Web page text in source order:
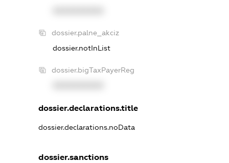
dossier.palne_akciz
dossier.notInList
dossier.bigTaxPayerReg
dossier.declarations.title
dossier.declarations.noData
dossier.sanctions